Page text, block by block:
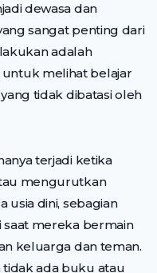
dewasa dan
sangat penting dari
adalah
melihat belajar
tidak dibatasi oleh
terjadi ketika
mengurutkan
usia dini, sebagian
saat mereka bermain
keluarga dan teman.
tidak ada buku atau